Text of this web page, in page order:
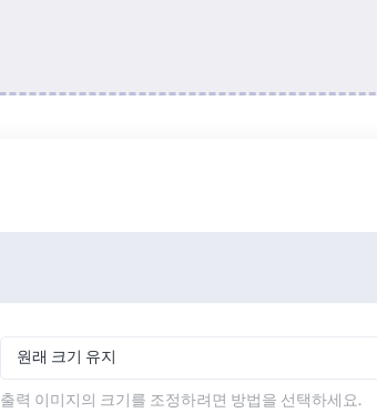
원래 크기 유지
출력 이미지의 크기를 조정하려면 방법을 선택하세요.